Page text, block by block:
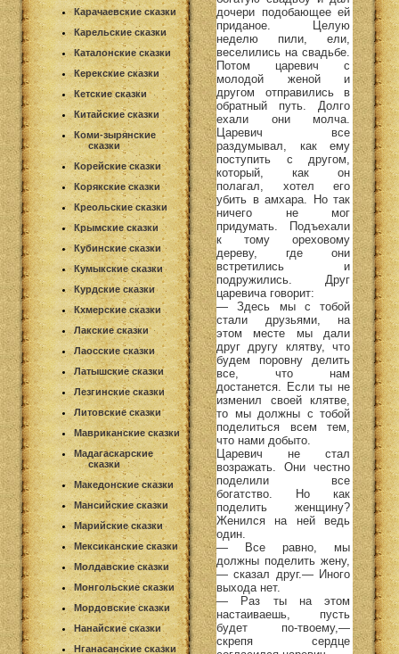
Карачаевские сказки
Карельские сказки
Каталонские сказки
Керекские сказки
Кетские сказки
Китайские сказки
Коми-зырянские
сказки
Корейские сказки
Корякские сказки
Креольские сказки
Крымские сказки
Кубинские сказки
Кумыкские сказки
Курдские сказки
Кхмерские сказки
Лакские сказки
Лаосские сказки
Латышские сказки
Лезгинские сказки
Литовские сказки
Мавриканские сказки
Мадагаскарские
сказки
Македонские сказки
Мансийские сказки
Марийские сказки
Мексиканские сказки
Молдавские сказки
Монгольские сказки
Мордовские сказки
Нанайские сказки
Нганасанские сказки
дочери подобающее ей
приданое. Целую
неделю пили, ели,
веселились на свадьбе.
Потом царевич с
молодой женой и
другом отправились в
обратный путь. Долго
ехали они молча.
Царевич все
раздумывал, как ему
поступить с другом,
который, как он
полагал, хотел его
убить в амхара. Но так
ничего не мог
придумать. Подъехали
к тому ореховому
дереву, где они
встретились и
подружились. Друг
царевича говорит:
— Здесь мы с тобой
стали друзьями, на
этом месте мы дали
друг другу клятву, что
будем поровну делить
все, что нам
достанется. Если ты не
изменил своей клятве,
то мы должны с тобой
поделиться всем тем,
что нами добыто.
Царевич не стал
возражать. Они честно
поделили все
богатство. Но как
поделить женщину?
Женился на ней ведь
один.
— Все равно, мы
должны поделить жену,
— сказал друг.— Иного
выхода нет.
— Раз ты на этом
настаиваешь, пусть
будет по-твоему,—
скрепя сердце